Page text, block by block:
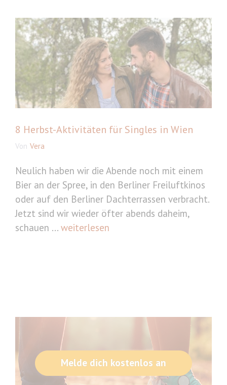
8 Herbst-Aktivitäten für Singles in Wien
Von Vera
Neulich haben wir die Abende noch mit einem
Bier an der Spree, in den Berliner Freiluftkinos
oder auf den Berliner Dachterrassen verbracht.
Jetzt sind wir wieder öfter abends daheim,
schauen ... weiterlesen
Melde dich kostenlos an